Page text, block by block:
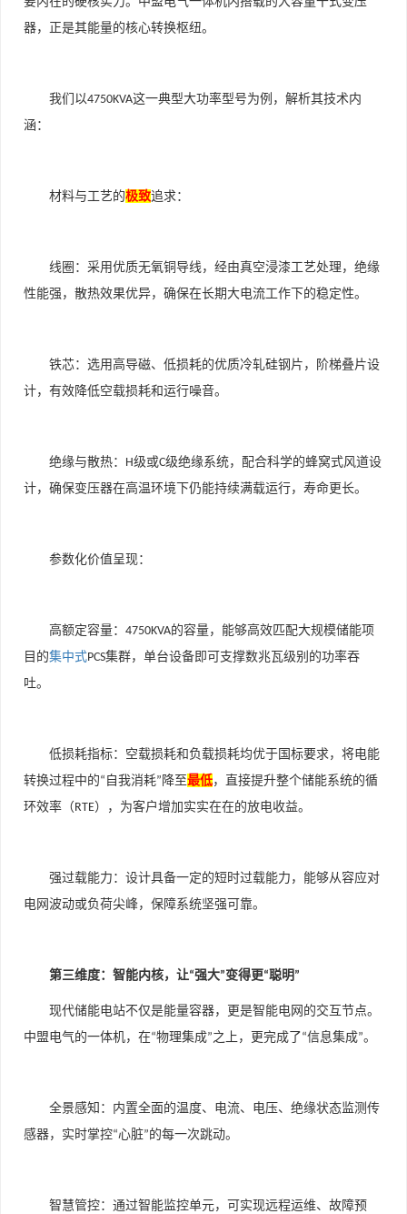
器，正是其能量的核心转换枢纽。
我们以4750KVA这一典型大功率型号为例，解析其技术内
涵：
材料与工艺的极致追求：
线圈：采用优质无氧铜导线，经由真空浸漆工艺处理，绝缘
性能强，散热效果优异，确保在长期大电流工作下的稳定性。
铁芯：选用高导磁、低损耗的优质冷轧硅钢片，阶梯叠片设
计，有效降低空载损耗和运行噪音。
绝缘与散热： H级或C级绝缘系统，配合科学的蜂窝式风道设
计，确保变压器在高温环境下仍能持续满载运行，寿命更长。
参数化价值呈现：
高额定容量： 4750KVA的容量，能够高效匹配大规模储能项
目的集中式PCS集群，单台设备即可支撑数兆瓦级别的功率吞
吐。
低损耗指标：空载损耗和负载损耗均优于国标要求，将电能
转换过程中的“ 自我消耗” 降至最低，直接提升整个储能系统的循
环效率（RTE），为客户增加实实在在的放电收益。
强过载能力：设计具备一定的短时过载能力，能够从容应对
电网波动或负荷尖峰，保障系统坚强可靠。
第三维度：智能内核，让“强大”变得更“聪明 ”
现代储能电站不仅是能量容器，更是智能电网的交互节点。
中盟电气的一体机，在“物理集成”之上，更完成了“信息集成”。
全景感知：内置全面的温度、电流、电压、绝缘状态监测传
感器，实时掌控“心脏”的每一次跳动。
智慧管控：通过智能监控单元，可实现远程运维、故障预